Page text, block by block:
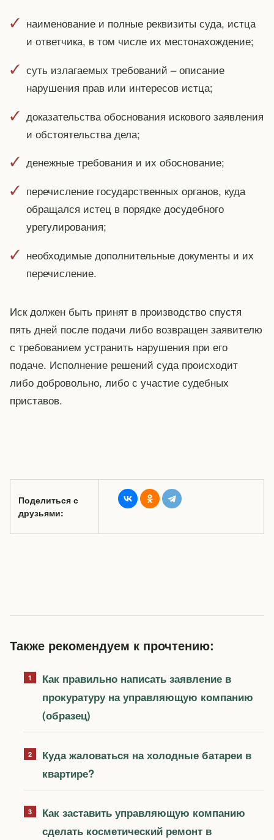
наименование и полные реквизиты суда, истца
и ответчика, в том числе их местонахождение;
суть излагаемых требований – описание
нарушения прав или интересов истца;
доказательства обоснования искового заявления
и обстоятельства дела;
денежные требования и их обоснование;
перечисление государственных органов, куда
обращался истец в порядке досудебного
урегулирования;
необходимые дополнительные документы и их
перечисление.
Иск должен быть принят в производство спустя
пять дней после подачи либо возвращен заявителю
с требованием устранить нарушения при его
подаче. Исполнение решений суда происходит
либо добровольно, либо с участие судебных
приставов.
Поделиться с
друзьями:
Также рекомендуем к прочтению:
Как правильно написать заявление в
прокуратуру на управляющую компанию
(образец)
Куда жаловаться на холодные батареи в
квартире?
Как заставить управляющую компанию
сделать косметический ремонт в